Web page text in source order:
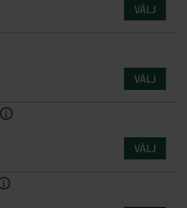
VÄLJ
VÄLJ
VÄLJ